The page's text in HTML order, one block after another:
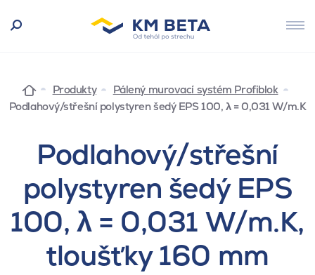
Produkty
Pálený murovací systém Profiblok
Podlahový/střešní polystyren šedý EPS 100, λ = 0,031 W/m.K
Podlahový/střešní
polystyren šedý EPS
100, λ = 0,031 W/m.K,
tloušťky 160 mm